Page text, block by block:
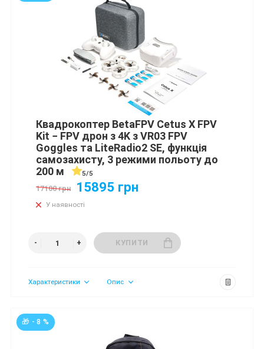
Квадрокоптер BetaFPV Cetus X FPV
Kit − FPV дрон з 4K з VR03 FPV
Goggles та LiteRadio2 SE, функція
самозахисту, 3 режими польоту до
200 м
5/5
17100 грн 15895 грн
У наявності
КУПИТИ
Характеристики Опис
🎁 - 8 %